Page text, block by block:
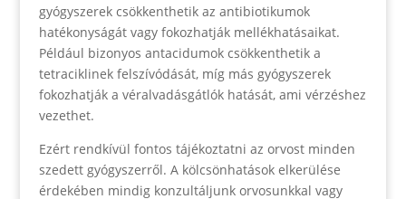
gyógyszerek csökkenthetik az antibiotikumok
hatékonyságát vagy fokozhatják mellékhatásaikat.
Például bizonyos antacidumok csökkenthetik a
tetraciklinek felszívódását, míg más gyógyszerek
fokozhatják a véralvadásgátlók hatását, ami vérzéshez
vezethet.
Ezért rendkívül fontos tájékoztatni az orvost minden
szedett gyógyszerről. A kölcsönhatások elkerülése
érdekében mindig konzultáljunk orvosunkkal vagy